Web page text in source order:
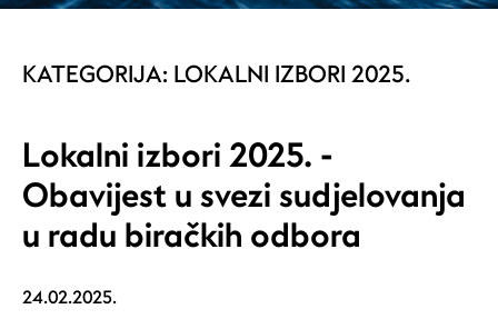
KATEGORIJA: LOKALNI IZBORI 2025.
Lokalni izbori 2025. -
Obavijest u svezi sudjelovanja
u radu biračkih odbora
24.02.2025.